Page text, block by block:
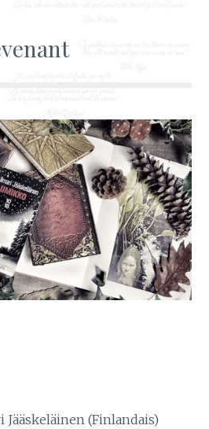
Jääskeläinen (Finlandais)